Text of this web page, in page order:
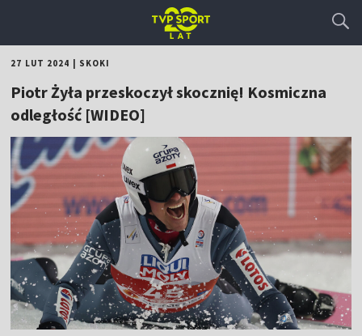
27 LUT 2024 SKOKI
Piotr Żyła przeskoczył skocznię! Kosmiczna
odległość [WIDEO]